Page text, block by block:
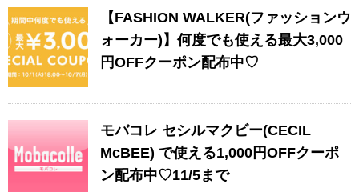
【FASHION WALKER(ファッションウ
ォーカー)】何度でも使える最大3,000
円OFFクーポン配布中♡
モバコレ セシルマクビー(CECIL
McBEE) で使える1,000円OFFクーポ
ン配布中♡11/5まで